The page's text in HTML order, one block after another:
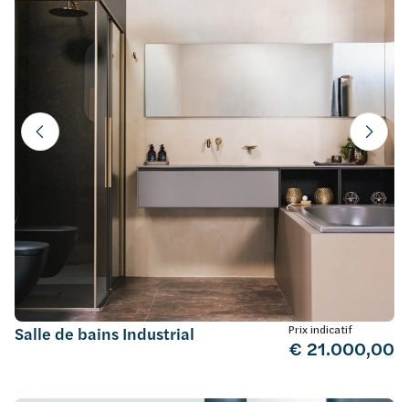
Salle de bains Industrial Prix indicatif
€ 21.000,00